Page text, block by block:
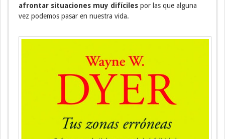
afrontar situaciones muy difíciles por las que alguna
vez podemos pasar en nuestra vida.